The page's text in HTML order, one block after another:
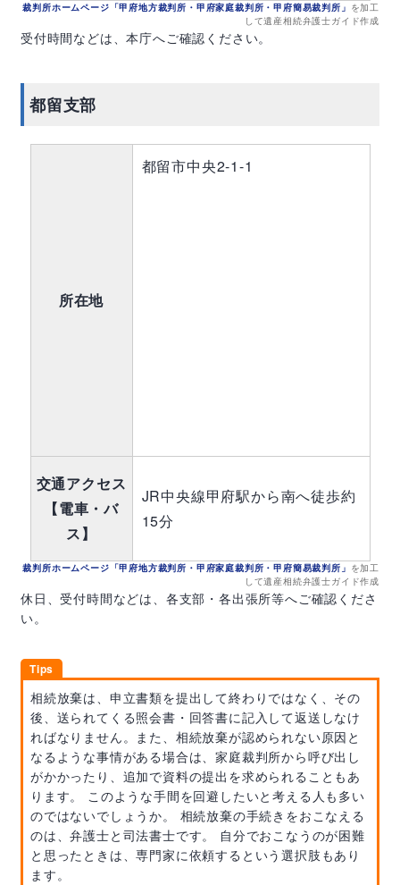
裁判所ホームページ「甲府地方裁判所・甲府家庭裁判所・甲府簡易裁判所」 を加工
して遺産相続弁護士ガイド作成
受付時間などは、本庁へご確認ください。
都留支部
所在地
都留市中央2-1-1
交通アクセス
【電車・バ
ス】
JR中央線甲府駅から南へ徒歩約
15分
裁判所ホームページ「甲府地方裁判所・甲府家庭裁判所・甲府簡易裁判所」 を加工
して遺産相続弁護士ガイド作成
休日、受付時間などは、各支部・各出張所等へご確認くださ
い。
相続放棄は、申立書類を提出して終わりではなく、その
後、送られてくる照会書・回答書に記入して返送しなけ
ればなりません。また、相続放棄が認められない原因と
なるような事情がある場合は、家庭裁判所から呼び出し
がかかったり、追加で資料の提出を求められることもあ
ります。 このような手間を回避したいと考える人も多い
のではないでしょうか。 相続放棄の手続きをおこなえる
のは、弁護士と司法書士です。 自分でおこなうのが困難
と思ったときは、専門家に依頼するという選択肢もあり
ます。